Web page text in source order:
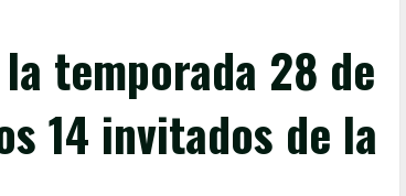
temporada 28 de
14 invitados de la